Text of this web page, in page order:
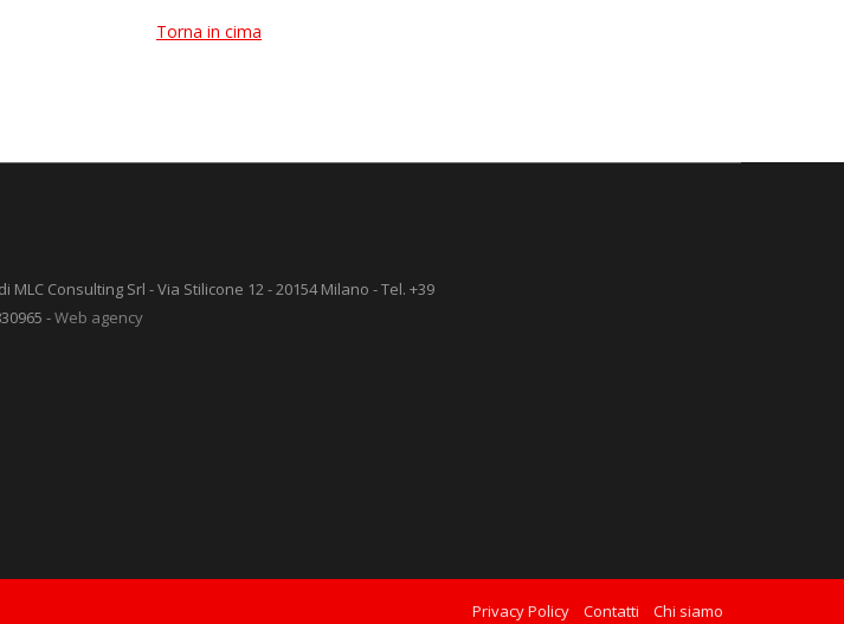
Torna in cima
Consulting Srl - Via Stilicone 12 - 20154 Milano - Tel. +39
-Web agency
Privacy Policy Contatti Chi siamo